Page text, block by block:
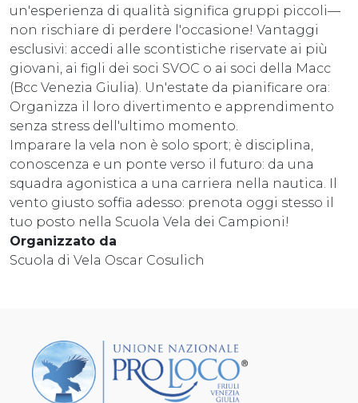
un'esperienza di qualità significa gruppi piccoli—
non rischiare di perdere l'occasione! Vantaggi
esclusivi: accedi alle scontistiche riservate ai più
giovani, ai figli dei soci SVOC o ai soci della Macc
(Bcc Venezia Giulia). Un'estate da pianificare ora:
Organizza il loro divertimento e apprendimento
senza stress dell'ultimo momento.
Imparare la vela non è solo sport; è disciplina,
conoscenza e un ponte verso il futuro: da una
squadra agonistica a una carriera nella nautica. Il
vento giusto soffia adesso: prenota oggi stesso il
tuo posto nella Scuola Vela dei Campioni!
Organizzato da
Scuola di Vela Oscar Cosulich